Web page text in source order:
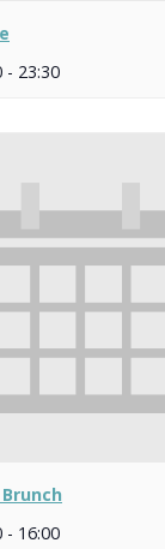
- 23:30
- 16:00